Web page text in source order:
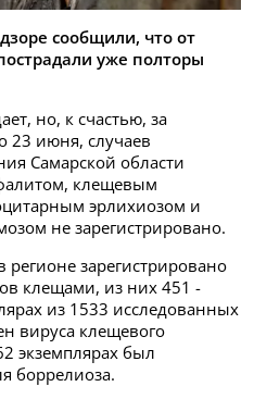
сообщили, что от
уже полторы
но, к счастью, за
23 июня, случаев
Самарской области
клещевым
эрлихиозом и
не зарегистрировано.
регионе зарегистрировано
клещами, из них 451 -
из 1533 исследованных
вируса клещевого
экземплярах был
боррелиоза.